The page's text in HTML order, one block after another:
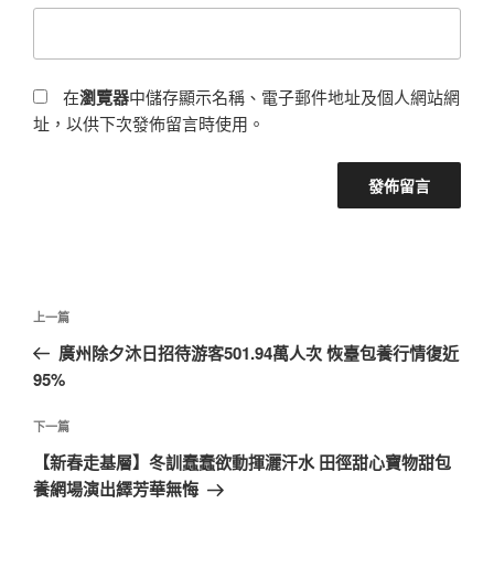
在瀏覽器中儲存顯示名稱、電子郵件地址及個人網站網
址，以供下次發佈留言時使用。
文
導
上
一
篇
章
上一篇
廣州除夕沐日招待游客501.94萬人次 恢臺包養行情復近
95%
下
一
篇
下一篇
【新春走基層】冬訓蠢蠢欲動揮灑汗水 田徑甜心寶物甜包
養網場演出繹芳華無悔